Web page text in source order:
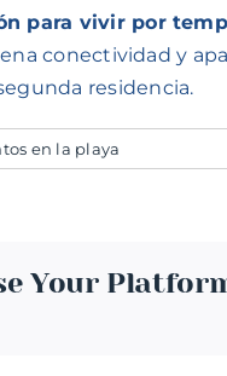
para vivir por
conectividad y
residencia.
en la playa
Your